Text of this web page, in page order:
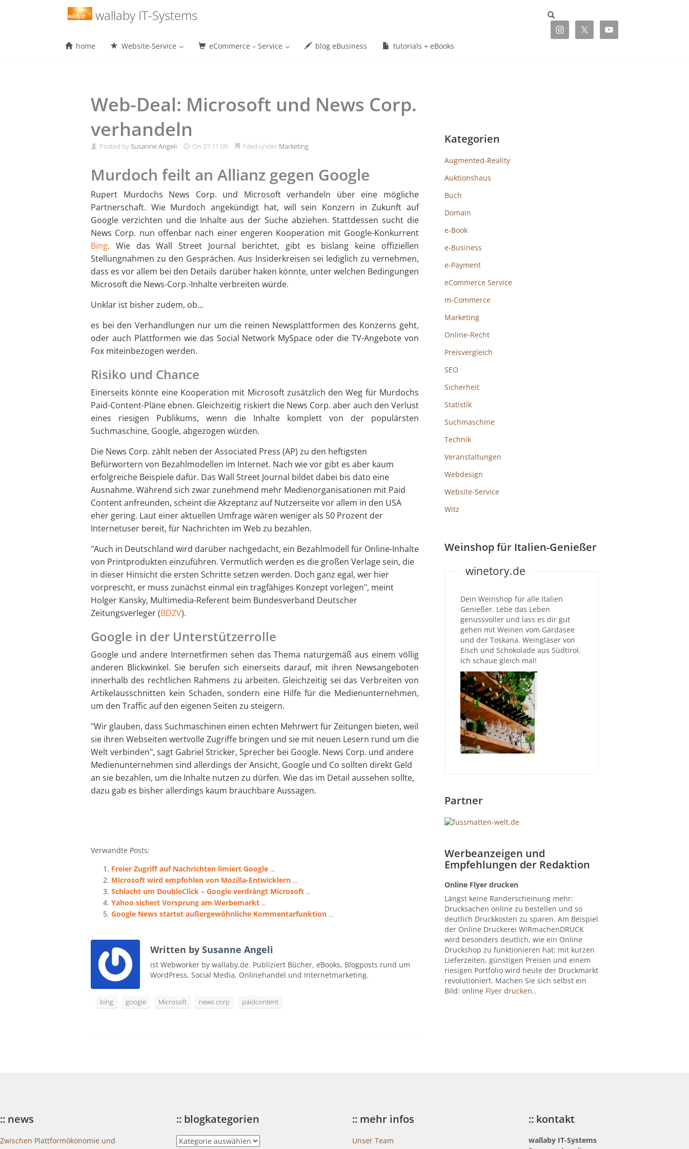
wallaby IT-Systems
Menu
home Website-Service eCommerce – Service blog eBusiness tutorials + eBooks
Web-Deal: Microsoft und News Corp.
verhandeln
Posted bySusanne Angeli On 27.11.09 Filed under Marketing
Murdoch feilt an Allianz gegen Google
Rupert Murdochs News Corp. und Microsoft verhandeln über eine mögliche
Partnerschaft. Wie Murdoch angekündigt hat, will sein Konzern in Zukunft auf
Google verzichten und die Inhalte aus der Suche abziehen. Stattdessen sucht die
News Corp. nun offenbar nach einer engeren Kooperation mit Google-Konkurrent
Bing. Wie das Wall Street Journal berichtet, gibt es bislang keine offiziellen
Stellungnahmen zu den Gesprächen. Aus Insiderkreisen sei lediglich zu vernehmen,
dass es vor allem bei den Details darüber haken könnte, unter welchen Bedingungen
Microsoft die News-Corp.-Inhalte verbreiten würde.
Unklar ist bisher zudem, ob…
es bei den Verhandlungen nur um die reinen Newsplattformen des Konzerns geht,
oder auch Plattformen wie das Social Network MySpace oder die TV-Angebote von
Fox miteinbezogen werden.
Risiko und Chance
Einerseits könnte eine Kooperation mit Microsoft zusätzlich den Weg für Murdochs
Paid-Content-Pläne ebnen. Gleichzeitig riskiert die News Corp. aber auch den Verlust
eines riesigen Publikums, wenn die Inhalte komplett von der populärsten
Suchmaschine, Google, abgezogen würden.
Die News Corp. zählt neben der Associated Press (AP) zu den heftigsten
Befürwortern von Bezahlmodellen im Internet. Nach wie vor gibt es aber kaum
erfolgreiche Beispiele dafür. Das Wall Street Journal bildet dabei bis dato eine
Ausnahme. Während sich zwar zunehmend mehr Medienorganisationen mit Paid
Content anfreunden, scheint die Akzeptanz auf Nutzerseite vor allem in den USA
eher gering. Laut einer aktuellen Umfrage wären weniger als 50 Prozent der
Internetuser bereit, für Nachrichten im Web zu bezahlen.
"Auch in Deutschland wird darüber nachgedacht, ein Bezahlmodell für Online-Inhalte
von Printprodukten einzuführen. Vermutlich werden es die großen Verlage sein, die
in dieser Hinsicht die ersten Schritte setzen werden. Doch ganz egal, wer hier
vorprescht, er muss zunächst einmal ein tragfähiges Konzept vorlegen", meint
Holger Kansky, Multimedia-Referent beim Bundesverband Deutscher
Zeitungsverleger (BDZV).
Google in der Unterstützerrolle
Google und andere Internetfirmen sehen das Thema naturgemäß aus einem völlig
anderen Blickwinkel. Sie berufen sich einerseits darauf, mit ihren Newsangeboten
innerhalb des rechtlichen Rahmens zu arbeiten. Gleichzeitig sei das Verbreiten von
Artikelausschnitten kein Schaden, sondern eine Hilfe für die Medienunternehmen,
um den Traffic auf den eigenen Seiten zu steigern.
"Wir glauben, dass Suchmaschinen einen echten Mehrwert für Zeitungen bieten, weil
sie ihren Webseiten wertvolle Zugriffe bringen und sie mit neuen Lesern rund um die
Welt verbinden", sagt Gabriel Stricker, Sprecher bei Google. News Corp. und andere
Medienunternehmen sind allerdings der Ansicht, Google und Co sollten direkt Geld
an sie bezahlen, um die Inhalte nutzen zu dürfen. Wie das im Detail aussehen sollte,
dazu gab es bisher allerdings kaum brauchbare Aussagen.
Verwandte Posts:
Freier Zugriff auf Nachrichten limiert Google ...
Microsoft wird empfohlen von Mozilla-Entwicklern ...
Schlacht um DoubleClick – Google verdrängt Microsoft ...
Yahoo sichert Vorsprung am Werbemarkt ...
Google News startet außergewöhnliche Kommentarfunktion ...
Written by Susanne Angeli
ist Webworker by wallaby.de. Publiziert Bücher, eBooks, Blogposts rund um
WordPress, Social Media, Onlinehandel und Internetmarketing.
bing google Microsoft news corp paidcontent
Kategorien
Augmented-Reality
Auktionshaus
Buch
Domain
e-Book
e-Business
e-Payment
eCommerce Service
m-Commerce
Marketing
Online-Recht
Preisvergleich
SEO
Sicherheit
Statistik
Suchmaschine
Technik
Veranstaltungen
Webdesign
Website-Service
Witz
Weinshop für Italien-Genießer
winetory.de
Dein Weinshop für alle Italien
Genießer. Lebe das Leben
genussvoller und lass es dir gut
gehen mit Weinen vom Gardasee
und der Toskana. Weingläser von
Eisch und Schokolade aus Südtirol.
Ich schaue gleich mal!
Partner
Werbeanzeigen und
Empfehlungen der Redaktion
Online Flyer drucken
Längst keine Randerscheinung mehr:
Drucksachen online zu bestellen und so
deutlich Druckkosten zu sparen. Am Beispiel
der Online Druckerei WIRmachenDRUCK
wird besonders deutlich, wie ein Online
Druckshop zu funktionieren hat: mit kurzen
Lieferzeiten, günstigen Preisen und einem
riesigen Portfolio wird heute der Druckmarkt
revolutioniert. Machen Sie sich selbst ein
Bild: online Flyer drucken..
:: news
Zwischen Plattformökonomie und
:: blogkategorien
::
:: mehr infos
Unser Team
:: kontakt
wallaby IT-Systems